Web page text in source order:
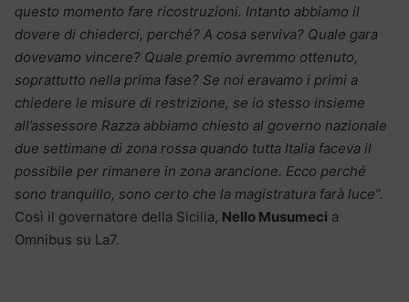
questo momento fare ricostruzioni. Intanto abbiamo il
dovere di chiederci, perché? A cosa serviva? Quale gara
dovevamo vincere? Quale premio avremmo ottenuto,
soprattutto nella prima fase? Se noi eravamo i primi a
chiedere le misure di restrizione, se io stesso insieme
all’assessore Razza abbiamo chiesto al governo nazionale
due settimane di zona rossa quando tutta Italia faceva il
possibile per rimanere in zona arancione. Ecco perché
sono tranquillo, sono certo che la magistratura farà luce”.
Così il governatore della Sicilia, Nello Musumeci a
Omnibus su La7.